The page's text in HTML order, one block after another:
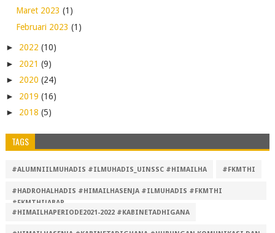
Maret 2023 (1)
Februari 2023 (1)
► 2022 (10)
► 2021 (9)
► 2020 (24)
► 2019 (16)
► 2018 (5)
TAGS
#ALUMNIILMUHADIS #ILMUHADIS_UINSSC #HIMAILHA #FKMTHI
#HADROHALHADIS #HIMAILHASENJA #ILMUHADIS #FKMTHI
#FKMTHIJABAR
#HIMAILHAPERIODE2021-2022 #KABINETADHIGANA